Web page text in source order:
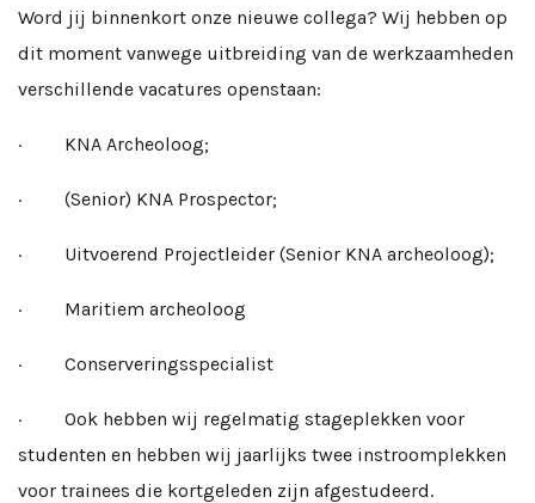
Word jij binnenkort onze nieuwe collega? Wij hebben op
dit moment vanwege uitbreiding van de werkzaamheden
verschillende vacatures openstaan:
· KNA Archeoloog;
· (Senior) KNA Prospector;
· Uitvoerend Projectleider (Senior KNA archeoloog);
· Maritiem archeoloog
· Conserveringsspecialist
· Ook hebben wij regelmatig stageplekken voor
studenten en hebben wij jaarlijks twee instroomplekken
voor trainees die kortgeleden zijn afgestudeerd.